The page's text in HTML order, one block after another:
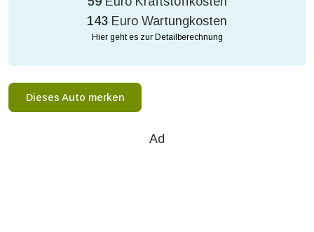
143 Euro Wartungkosten
Hier geht es zur Detailberechnung
Dieses Auto merken
Ad